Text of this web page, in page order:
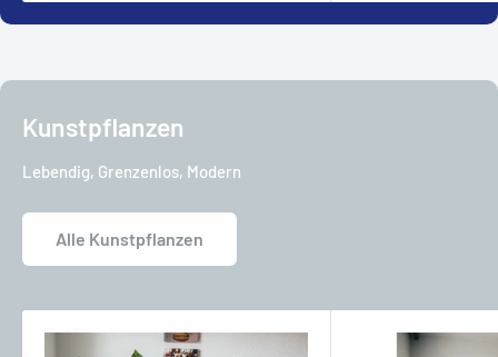
Kunstpflanzen
Lebendig, Grenzenlos, Modern
Alle Kunstpflanzen